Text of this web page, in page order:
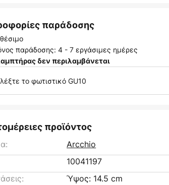
παράδοσης
παράδοσης: 4 - 7 εργάσιμες ημέρες
δεν περιλαμβάνεται
το φωτιστικό GU10
προϊόντος
Arcchio
10041197
Ύψος: 14.5 cm